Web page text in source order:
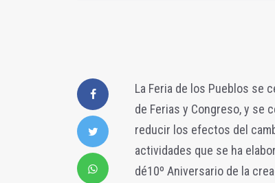
La Feria de los Pueblos se
de Ferias y Congreso, y se
reducir los efectos del
actividades que se ha
dé10º Aniversario de la